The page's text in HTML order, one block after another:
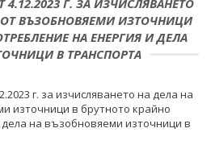
Г. ЗА ИЗЧИСЛЯВАНЕТО
ОТ ВЪЗОБНОВЯЕМИ ИЗТОЧНИЦИ
НА ЕНЕРГИЯ И ДЕЛА
В ТРАНСПОРТА
г. за изчисляването на дeлa на
източници в брутното крайно
на възобновяеми източници в